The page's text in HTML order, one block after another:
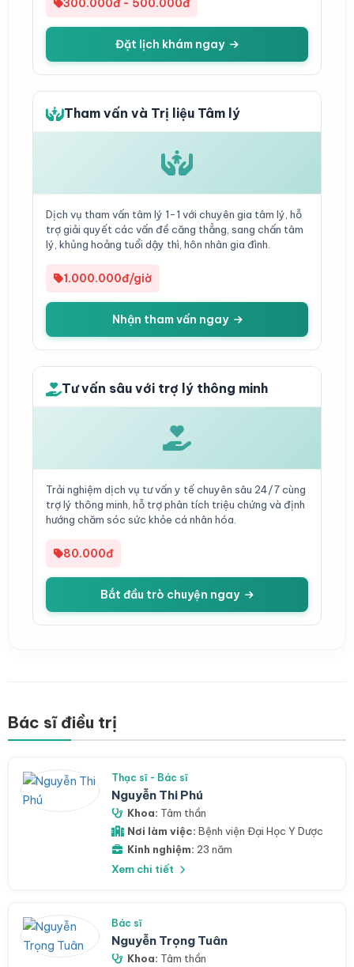
300.000đ - 500.000đ
Đặt lịch khám ngay
Tham vấn và Trị liệu Tâm lý
Dịch vụ tham vấn tâm lý 1-1 với chuyên gia tâm lý, hỗ
trợ giải quyết các vấn đề căng thẳng, sang chấn tâm
lý, khủng hoảng tuổi dậy thì, hôn nhân gia đình.
1.000.000đ/giờ
Nhận tham vấn ngay
Tư vấn sâu với trợ lý thông minh
Trải nghiệm dịch vụ tư vấn y tế chuyên sâu 24/7 cùng
trợ lý thông minh, hỗ trợ phân tích triệu chứng và định
hướng chăm sóc sức khỏe cá nhân hóa.
80.000đ
Bắt đầu trò chuyện ngay
Bác sĩ điều trị
Thạc sĩ - Bác sĩ
Nguyễn Thi Phú
Khoa: Tâm thần
Nơi làm việc: Bệnh viện Đại Học Y Dược
Kinh nghiệm: 23 năm
Xem chi tiết
Bác sĩ
Nguyễn Trọng Tuân
Khoa: Tâm thần